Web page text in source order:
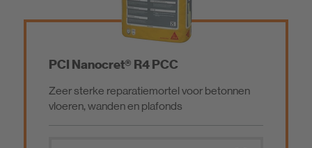
PCI Nanocret® R4 PCC
Zeer sterke reparatiemortel voor betonnen
vloeren, wanden en plafonds